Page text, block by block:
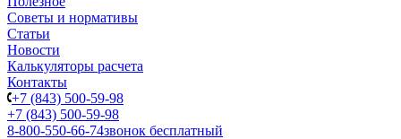
Советы и нормативы
Статьи
Новости
Калькуляторы расчета
Контакты
+7 (843) 500-59-98
+7 (843) 500-59-98
8-800-550-66-74звонок бесплатный